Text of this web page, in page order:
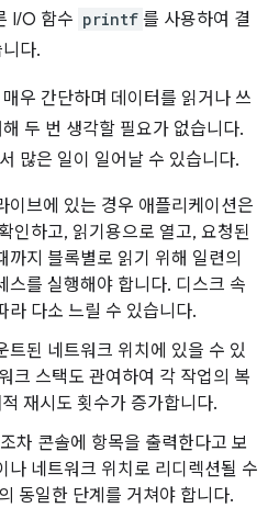
I/O 함수 printf 를 사용하여 결
다.
우 간단하며 데이터를 읽거나 쓰
두 번 생각할 필요가 없습니다.
많은 일이 일어날 수 있습니다.
이브에 있는 경우 애플리케이션은
인하고, 읽기용으로 열고, 요청된
까지 블록별로 읽기 위해 일련의
스를 실행해야 합니다. 디스크 속
라 다소 느릴 수 있습니다.
트된 네트워크 위치에 있을 수 있
크 스택도 관여하여 각 작업의 복
재시도 횟수가 증가합니다.
조차 콘솔에 항목을 출력한다고 보
나 네트워크 위치로 리디렉션될 수
동일한 단계를 거쳐야 합니다.